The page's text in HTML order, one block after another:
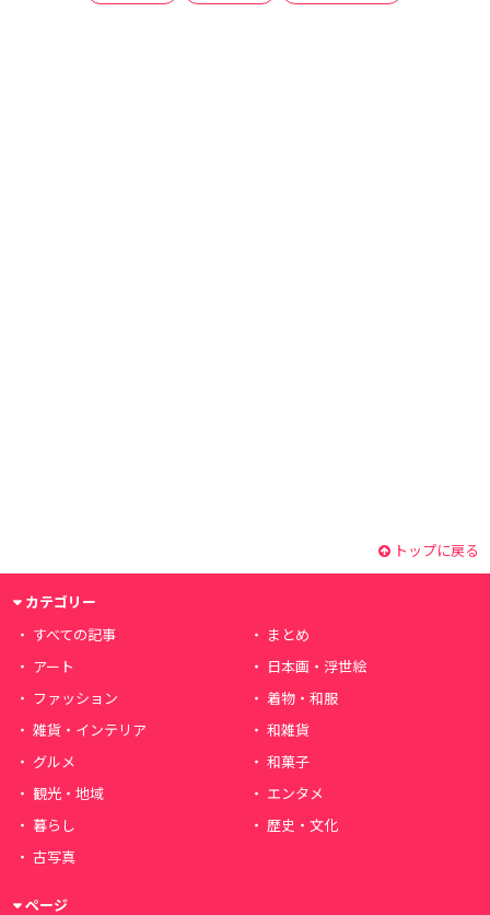
トップに戻る
カテゴリー
すべての記事
まとめ
アート
日本画・浮世絵
ファッション
着物・和服
雑貨・インテリア
和雑貨
グルメ
和菓子
観光・地域
エンタメ
暮らし
歴史・文化
古写真
ページ